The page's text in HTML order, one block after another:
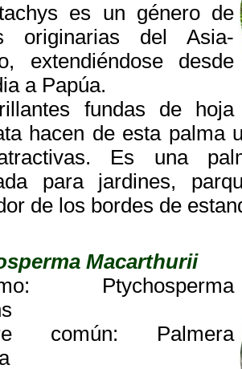
es un género de
originarias del Asia-
extendiéndose desde
a Papúa.
fundas de hoja
hacen de esta palma
Es una
para jardines,
de los bordes de
Macarthurii
Ptychosperma
común: Palmera